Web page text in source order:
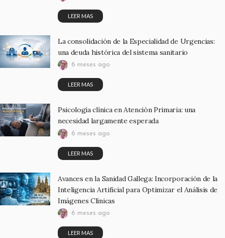
LEER MAS
La consolidación de la Especialidad de Urgencias:
una deuda histórica del sistema sanitario
6 meses ago
LEER MAS
Psicología clínica en Atención Primaria: una
necesidad largamente esperada
6 meses ago
LEER MAS
Avances en la Sanidad Gallega: Incorporación de la
Inteligencia Artificial para Optimizar el Análisis de
Imágenes Clínicas
6 meses ago
LEER MAS